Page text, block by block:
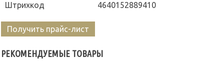
Штрихкод
4640152889410
Получить прайс-лист
РЕКОМЕНДУЕМЫЕ ТОВАРЫ